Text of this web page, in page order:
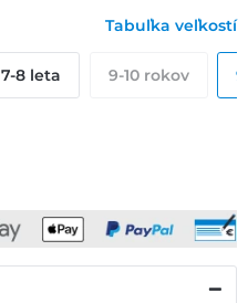
Tabuľka veľkostí
7-8 leta 9-10 rokov